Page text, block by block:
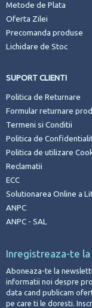
Metode de Plata
Oferta Zilei
Precomanda produse
Lichidare de Stoc
SUPORT CLIENTI
Politica de Returnare
Formular returnare
Termeni si Conditii
Politica de
Politica de utilizare
Reclamatii
ECC
Solutionarea Online a
ANPC
ANPC - SAL
Inregistreaza-te
Aboneaza-te la
informatii noi despre
data cand publicam
pe care ti le doresti.